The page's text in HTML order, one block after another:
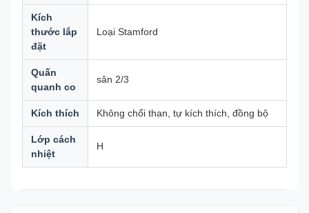
Kích
thước lắp
đặt
Loại Stamford
Quấn
quanh co
sân 2/3
Kích thích Không chổi than, tự kích thích, đồng bộ
Lớp cách
nhiệt
H